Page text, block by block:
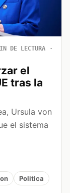
DE LECTURA
el
tras la
Ursula von
el sistema
Politica